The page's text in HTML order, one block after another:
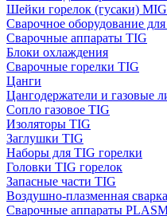
Шейки горелок (гусаки)
Сварочное оборудование
Сварочные аппараты TIG
Блоки охлаждения
Сварочные горелки TIG
Цанги
Цангодержатели и газовые
Сопло газовое TIG
Изоляторы TIG
Заглушки TIG
Наборы для TIG горелки
Головки TIG горелок
Запасные части TIG
Воздушно-плазменная
Сварочные аппараты